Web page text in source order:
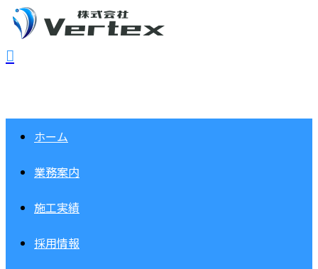
ホーム
業務案内
施工実績
採用情報